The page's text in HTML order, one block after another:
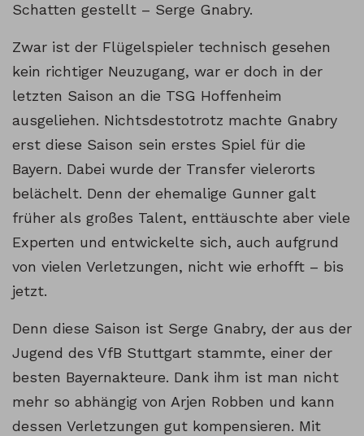
Schatten gestellt – Serge Gnabry.
Zwar ist der Flügelspieler technisch gesehen
kein richtiger Neuzugang, war er doch in der
letzten Saison an die TSG Hoffenheim
ausgeliehen. Nichtsdestotrotz machte Gnabry
erst diese Saison sein erstes Spiel für die
Bayern. Dabei wurde der Transfer vielerorts
belächelt. Denn der ehemalige Gunner galt
früher als großes Talent, enttäuschte aber viele
Experten und entwickelte sich, auch aufgrund
von vielen Verletzungen, nicht wie erhofft – bis
jetzt.
Denn diese Saison ist Serge Gnabry, der aus der
Jugend des VfB Stuttgart stammte, einer der
besten Bayernakteure. Dank ihm ist man nicht
mehr so abhängig von Arjen Robben und kann
dessen Verletzungen gut kompensieren. Mit